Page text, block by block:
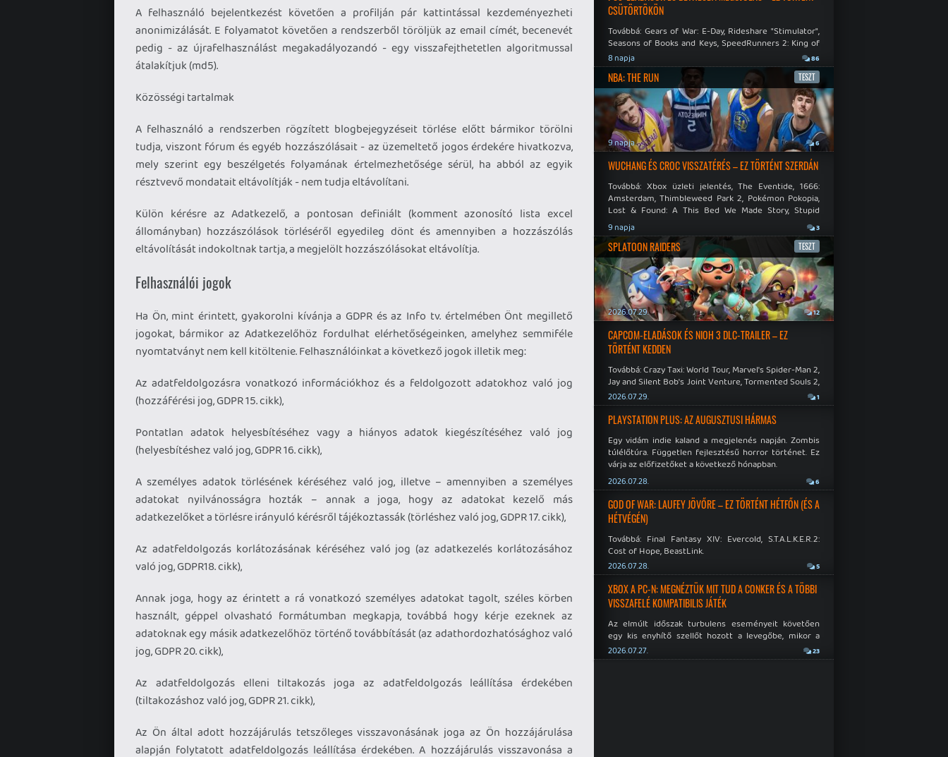
A felhasználó bejelentkezést követően a profilján pár kattintással kezdeményezheti
anonimizálását. E folyamatot követően a rendszerből töröljük az email címét, becenevét
pedig - az újrafelhasználást megakadályozandó - egy visszafejthetetlen algoritmussal
átalakítjuk (md5).
Közösségi tartalmak
A felhasználó a rendszerben rögzített blogbejegyzéseit törlése előtt bármikor törölni
tudja, viszont fórum és egyéb hozzászólásait - az üzemeltető jogos érdekére hivatkozva,
mely szerint egy beszélgetés folyamának értelmezhetősége sérül, ha abból az egyik
résztvevő mondatait eltávolítják - nem tudja eltávolítani.
Külön kérésre az Adatkezelő, a pontosan definiált (komment azonosító lista excel
állományban) hozzászólások törléséről egyedileg dönt és amennyiben a hozzászólás
eltávolítását indokoltnak tartja, a megjelölt hozzászólásokat eltávolítja.
Felhasználói jogok
Ha Ön, mint érintett, gyakorolni kívánja a GDPR és az Info tv. értelmében Önt megillető
jogokat, bármikor az Adatkezelőhöz fordulhat elérhetőségeinken, amelyhez semmiféle
nyomtatványt nem kell kitöltenie. Felhasználóinkat a következő jogok illetik meg:
Az adatfeldolgozásra vonatkozó információkhoz és a feldolgozott adatokhoz való jog
(hozzáférési jog, GDPR 15. cikk),
Pontatlan adatok helyesbítéséhez vagy a hiányos adatok kiegészítéséhez való jog
(helyesbítéshez való jog, GDPR 16. cikk),
A személyes adatok törlésének kéréséhez való jog, illetve – amennyiben a személyes
adatokat nyilvánosságra hozták – annak a joga, hogy az adatokat kezelő más
adatkezelőket a törlésre irányuló kérésről tájékoztassák (törléshez való jog, GDPR 17. cikk),
Az adatfeldolgozás korlátozásának kéréséhez való jog (az adatkezelés korlátozásához
való jog, GDPR18. cikk),
Annak joga, hogy az érintett a rá vonatkozó személyes adatokat tagolt, széles körben
használt, géppel olvasható formátumban megkapja, továbbá hogy kérje ezeknek az
adatoknak egy másik adatkezelőhöz történő továbbítását (az adathordozhatósághoz való
jog, GDPR 20. cikk),
Az adatfeldolgozás elleni tiltakozás joga az adatfeldolgozás leállítása érdekében
(tiltakozáshoz való jog, GDPR 21. cikk),
Az Ön által adott hozzájárulás tetszőleges visszavonásának joga az Ön hozzájárulása
alapján folytatott adatfeldolgozás leállítása érdekében. A hozzájárulás visszavonása a
CSÜTÖRTÖKÖN
Továbbá: Gears of War: E-Day, Rideshare "Stimulator",
Seasons of Books and Keys, SpeedRunners 2: King of
Speed.
8 napja 86
NBA: THE RUN TESZT
9 napja 6
WUCHANG ÉS CROC VISSZATÉRÉS – EZ TÖRTÉNT SZERDÁN
Továbbá: Xbox üzleti jelentés, The Eventide, 1666:
Amsterdam, Thimbleweed Park 2, Pokémon Pokopia,
Lost & Found: A This Bed We Made Story, Stupid
Never Dies.
9 napja 3
SPLATOON RAIDERS TESZT
2026.07.29. 12
CAPCOM-ELADÁSOK ÉS NIOH 3 DLC-TRAILER – EZ
TÖRTÉNT KEDDEN
Továbbá: Crazy Taxi: World Tour, Marvel's Spider-Man 2,
Jay and Silent Bob's Joint Venture, Tormented Souls 2,
No More Room in Hell, Slain 2: The Beast Within.
2026.07.29. 1
PLAYSTATION PLUS: AZ AUGUSZTUSI HÁRMAS
Egy vidám indie kaland a megjelenés napján. Zombis
túlélőtúra. Független fejlesztésű horror történet. Ez
várja az előfizetőket a következő hónapban.
2026.07.28. 6
GOD OF WAR: LAUFEY JÖVŐRE – EZ TÖRTÉNT HÉTFŐN (ÉS A
HÉTVÉGÉN)
Továbbá: Final Fantasy XIV: Evercold, S.T.A.L.K.E.R.2:
Cost of Hope, BeastLink.
2026.07.28. 5
XBOX A PC-N: MEGNÉZTÜK MIT TUD A CONKER ÉS A TÖBBI
VISSZAFELÉ KOMPATIBILIS JÁTÉK
Az elmúlt időszak turbulens eseményeit követően
egy kis enyhítő szellőt hozott a levegőbe, mikor a
Microsoft bejelentette, hogy PC-re is kiterjesztik az
Xbox Original visszafelé kompatibilitást. Lássuk,
2026.07.27. 23